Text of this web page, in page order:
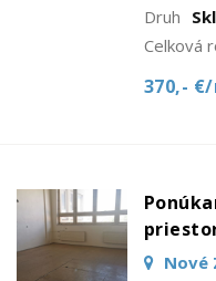
Druh
Celková
370,-
Nové